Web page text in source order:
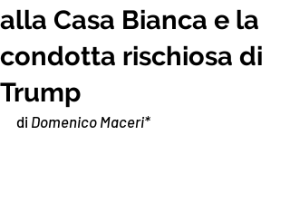
alla Casa Bianca e la
condotta rischiosa di
Trump
di Domenico Maceri*